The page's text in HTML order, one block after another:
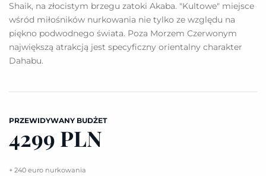
Shaik, na złocistym brzegu zatoki Akaba. "Kultowe" miejsce
wśród miłośników nurkowania nie tylko ze względu na
piękno podwodnego świata. Poza Morzem Czerwonym
największą atrakcją jest specyficzny orientalny charakter
Dahabu.
PRZEWIDYWANY BUDŻET
4299 PLN
+ 240 euro nurkowania